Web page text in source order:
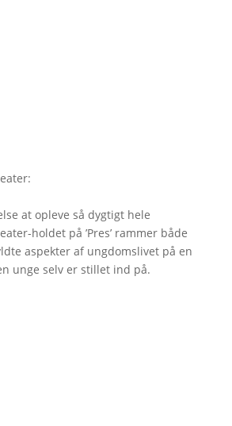
:
at opleve så dygtigt hele
holdet på ’Pres’ rammer både
aspekter af ungdomslivet på en
unge selv er stillet ind på.